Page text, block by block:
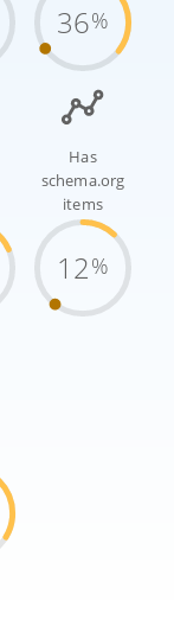
36%
Has
schema.org
items
12%